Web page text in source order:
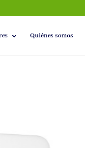
Quiénes somos